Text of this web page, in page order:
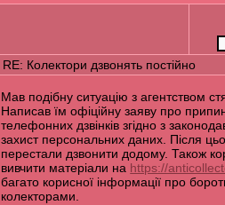
RE: Колектори дзвонять постійно
Мав подібну ситуацію з агентством
Написав їм офіційну заяву про
телефонних дзвінків згідно з
захист персональних даних. Після
перестали дзвонити додому. Також
вивчити матеріали на https://
багато корисної інформації про
колекторами.